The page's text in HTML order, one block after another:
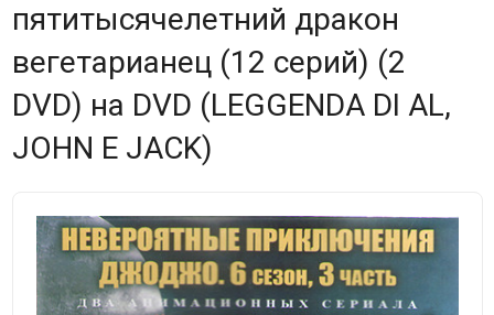
пятитысячелетний дракон
вегетарианец (12 серий) (2
DVD) на DVD (LEGGENDA DI AL,
JOHN E JACK)